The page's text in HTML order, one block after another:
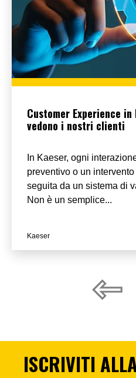
Customer Experience
vedono i nostri clienti
In Kaeser, ogni
preventivo o un
seguita da un sistema di
Non è un semplice...
Kaeser
ISCRIVITI